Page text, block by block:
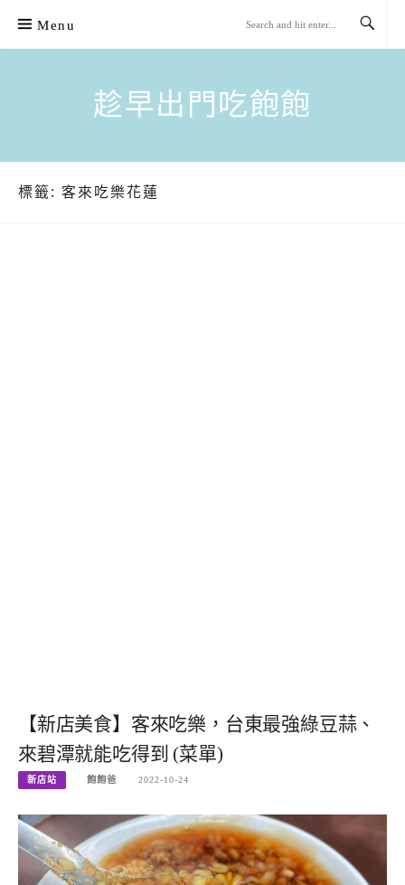
content
Menu
趁早出門吃飽飽
標籤: 客來吃樂花蓮
【新店美食】客來吃樂，台東最強綠豆蒜、
來碧潭就能吃得到 (菜單)
新店站 飽飽爸 2022-10-24